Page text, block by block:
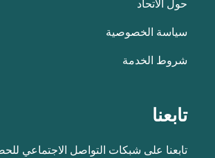
حول الاتحاد
سياسة الخصوصية
شروط الخدمة
تابعنا
تابعنا على شبكات التواصل الاجتماعي